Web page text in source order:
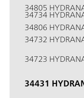
34805
34806
34734
34732
34723
34431